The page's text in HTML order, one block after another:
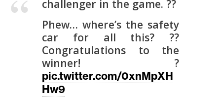
challenger in the game. ??
Phew… where’s the safety
car for all this? ??
Congratulations to the
winner! ?
pic.twitter.com/0xnMpXH
Hw9